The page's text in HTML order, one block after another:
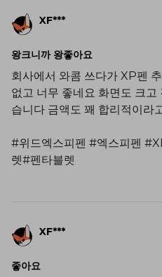
XF***
왕크니까 왕좋아요
회사에서 와콤 쓰다가 XP펜
없고 너무 좋네요 화면도 크
습니다 금액도 꽤 합리적이라
#위드엑스피펜 #엑스피펜
렛#펜타블렛
XF***
좋아요